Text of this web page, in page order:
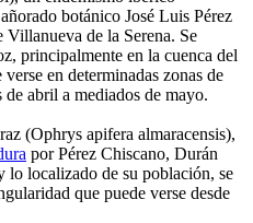
botánico José Luis Pérez
de la Serena. Se
principalmente en la cuenca del
en determinadas zonas de
abril a mediados de mayo.
(Ophrys apifera almaracensis),
por Pérez Chiscano, Durán
localizado de su población, se
que puede verse desde